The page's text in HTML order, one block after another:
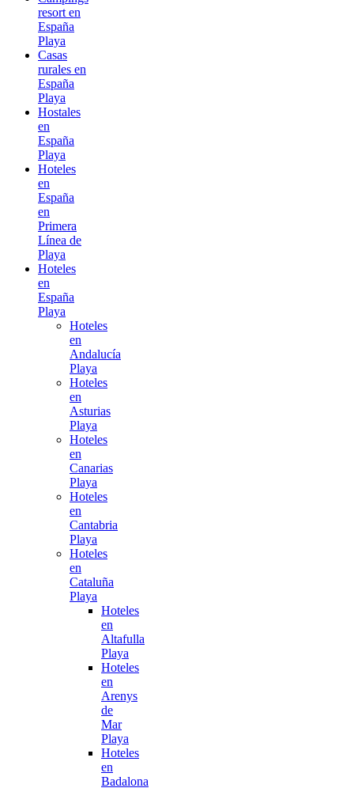
resort en
España
Playa
Casas
rurales en
España
Playa
Hostales
en
España
Playa
Hoteles
en
España
en
Primera
Línea de
Playa
Hoteles
en
España
Playa
Hoteles
en
Andalucía
Playa
Hoteles
en
Asturias
Playa
Hoteles
en
Canarias
Playa
Hoteles
en
Cantabria
Playa
Hoteles
en
Cataluña
Playa
Hoteles
en
Altafulla
Playa
Hoteles
en
Arenys
de
Mar
Playa
Hoteles
en
Badalona